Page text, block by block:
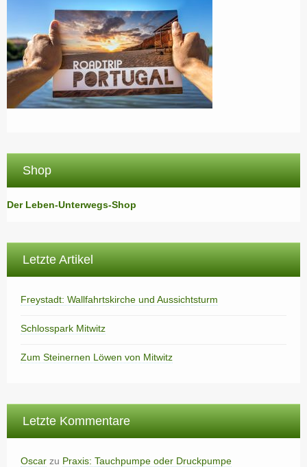
Shop
Der Leben-Unterwegs-Shop
Letzte Artikel
Freystadt: Wallfahrtskirche und Aussichtsturm
Schlosspark Mitwitz
Zum Steinernen Löwen von Mitwitz
Letzte Kommentare
Oscar zu Praxis: Tauchpumpe oder Druckpumpe